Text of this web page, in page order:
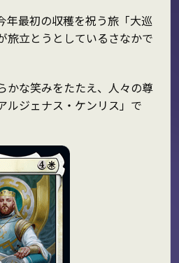
年最初の収穫を祝う旅「大巡
旅立とうとしているさなかで
かな笑みをたたえ、人々の尊
ルジェナス・ケンリス」で